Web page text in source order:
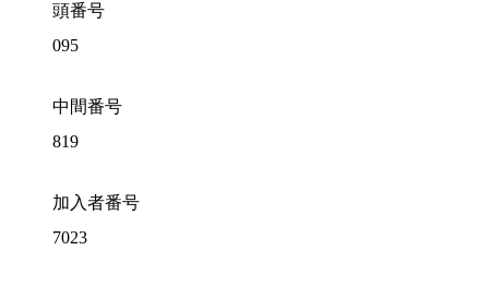
頭番号
095
中間番号
819
加入者番号
7023